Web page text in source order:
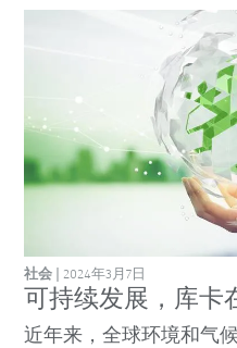
可持续发展，库卡
社会 2024年3月7日
近年来，全球环境和气